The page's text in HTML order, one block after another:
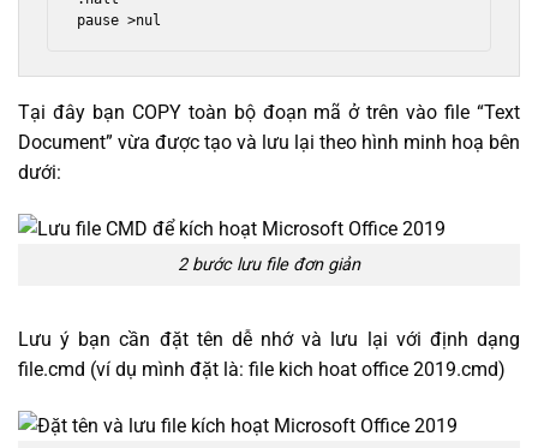
pause >nul
Tại đây bạn COPY toàn bộ đoạn mã ở trên vào file “Text
Document” vừa được tạo và lưu lại theo hình minh hoạ bên
dưới:
2 bước lưu file đơn giản
Lưu ý bạn cần đặt tên dễ nhớ và lưu lại với định dạng
file.cmd (ví dụ mình đặt là: file kich hoat office 2019.cmd)